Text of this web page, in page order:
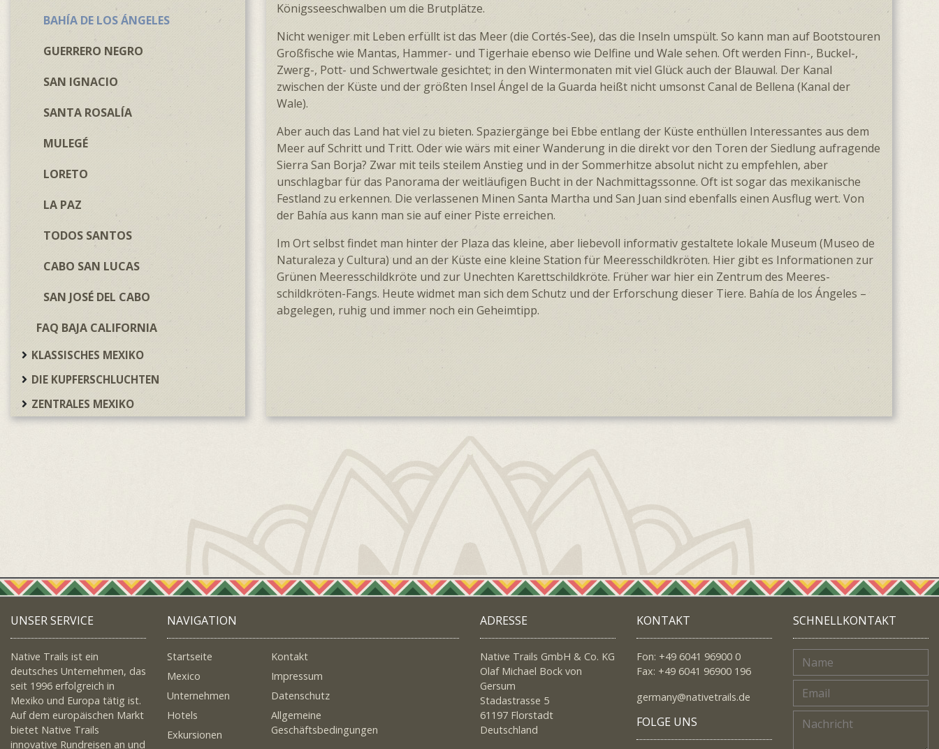
BAHÍA DE LOS ÁNGELES
GUERRERO NEGRO
SAN IGNACIO
SANTA ROSALÍA
MULEGÉ
LORETO
LA PAZ
TODOS SANTOS
CABO SAN LUCAS
SAN JOSÉ DEL CABO
FAQ BAJA CALIFORNIA
KLASSISCHES MEXIKO
DIE KUPFERSCHLUCHTEN
ZENTRALES MEXIKO
Königs­seeschwalben um die Brutplätze.
Nicht weniger mit Leben erfüllt ist das Meer (die Cortés-See), das die Inseln umspült. So kann man auf Boots­touren
Großfische wie Mantas, Hammer- und Tigerhaie ebenso wie Delfine und Wale sehen. Oft werden Finn-, Buckel-,
Zwerg-, Pott- und Schwertwale gesichtet; in den Winter­monaten mit viel Glück auch der Blauwal. Der Kanal
zwischen der Küste und der größten Insel Ángel de la Guarda heißt nicht umsonst Canal de Bellena (Kanal der
Wale).
Aber auch das Land hat viel zu bieten. Spaziergänge bei Ebbe entlang der Küste enthüllen Interessantes aus dem
Meer auf Schritt und Tritt. Oder wie wärs mit einer Wanderung in die direkt vor den Toren der Siedlung aufragende
Sierra San Borja? Zwar mit teils steilem Anstieg und in der Sommer­hitze absolut nicht zu empfehlen, aber
unschlagbar für das Panorama der weit­läufigen Bucht in der Nachmittags­sonne. Oft ist sogar das mexika­nische
Fest­land zu erkennen. Die verlassenen Minen Santa Martha und San Juan sind ebenfalls einen Ausflug wert. Von
der Bahía aus kann man sie auf einer Piste erreichen.
Im Ort selbst findet man hinter der Plaza das kleine, aber liebevoll informativ gestaltete lokale Museum (Museo de
Naturaleza y Cultura) und an der Küste eine kleine Station für Meeres­schildkröten. Hier gibt es Informationen zur
Grünen Meeres­schildkröte und zur Unechten Karett­schildkröte. Früher war hier ein Zentrum des Meeres­
schildkröten-Fangs. Heute widmet man sich dem Schutz und der Erforschung dieser Tiere. Bahía de los Ángeles –
abgelegen, ruhig und immer noch ein Geheimtipp.
UNSER SERVICE
Native Trails ist ein
deutsches Unternehmen, das
seit 1996 erfolgreich in
Mexiko und Europa tätig ist.
Auf dem europäischen Markt
bietet Native Trails
innovative Rundreisen an und
NAVIGATION
Startseite
Mexico
Unternehmen
Hotels
Exkursionen
Kontakt
Impressum
Datenschutz
Allgemeine
Geschäftsbedingungen
ADRESSE
Native Trails GmbH & Co. KG
Olaf Michael Bock von
Gersum
Stadastrasse 5
61197 Florstadt
Deutschland
KONTAKT
Fon: +49 6041 96900 0
Fax: +49 6041 96900 196
germany@nativetrails.de
FOLGE UNS
SCHNELLKONTAKT